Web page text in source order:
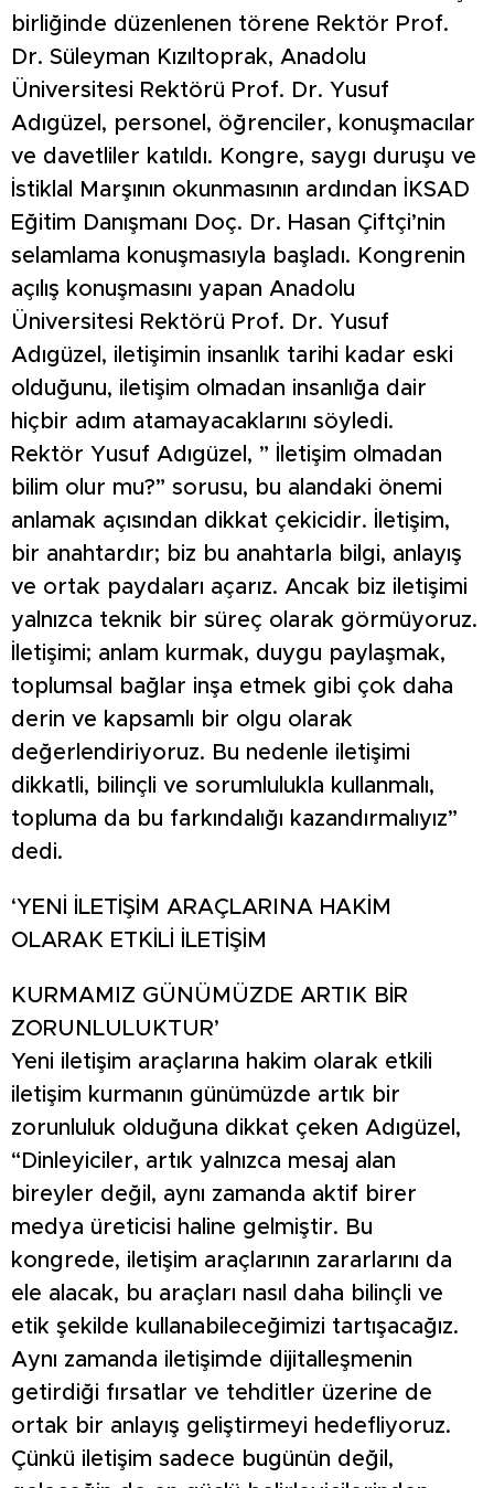
birliğinde düzenlenen törene Rektör Prof.
Dr. Süleyman Kızıltoprak, Anadolu
Üniversitesi Rektörü Prof. Dr. Yusuf
Adıgüzel, personel, öğrenciler, konuşmacılar
ve davetliler katıldı. Kongre, saygı duruşu ve
İstiklal Marşının okunmasının ardından İKSAD
Eğitim Danışmanı Doç. Dr. Hasan Çiftçi’nin
selamlama konuşmasıyla başladı. Kongrenin
açılış konuşmasını yapan Anadolu
Üniversitesi Rektörü Prof. Dr. Yusuf
Adıgüzel, iletişimin insanlık tarihi kadar eski
olduğunu, iletişim olmadan insanlığa dair
hiçbir adım atamayacaklarını söyledi.
Rektör Yusuf Adıgüzel, ” İletişim olmadan
bilim olur mu?” sorusu, bu alandaki önemi
anlamak açısından dikkat çekicidir. İletişim,
bir anahtardır; biz bu anahtarla bilgi, anlayış
ve ortak paydaları açarız. Ancak biz iletişimi
yalnızca teknik bir süreç olarak görmüyoruz.
İletişimi; anlam kurmak, duygu paylaşmak,
toplumsal bağlar inşa etmek gibi çok daha
derin ve kapsamlı bir olgu olarak
değerlendiriyoruz. Bu nedenle iletişimi
dikkatli, bilinçli ve sorumlulukla kullanmalı,
topluma da bu farkındalığı kazandırmalıyız”
dedi.
‘YENİ İLETİŞİM ARAÇLARINA HAKİM
OLARAK ETKİLİ İLETİŞİM
KURMAMIZ GÜNÜMÜZDE ARTIK BİR
ZORUNLULUKTUR’
Yeni iletişim araçlarına hakim olarak etkili
iletişim kurmanın günümüzde artık bir
zorunluluk olduğuna dikkat çeken Adıgüzel,
“Dinleyiciler, artık yalnızca mesaj alan
bireyler değil, aynı zamanda aktif birer
medya üreticisi haline gelmiştir. Bu
kongrede, iletişim araçlarının zararlarını da
ele alacak, bu araçları nasıl daha bilinçli ve
etik şekilde kullanabileceğimizi tartışacağız.
Aynı zamanda iletişimde dijitalleşmenin
getirdiği fırsatlar ve tehditler üzerine de
ortak bir anlayış geliştirmeyi hedefliyoruz.
Çünkü iletişim sadece bugünün değil,